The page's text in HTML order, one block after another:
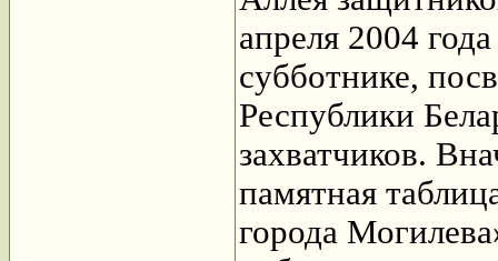
апреля 2004
субботнике,
Республики
захватчиков.
памятная
города